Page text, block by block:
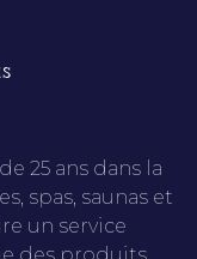
25 ans dans la
spas, saunas et
un service